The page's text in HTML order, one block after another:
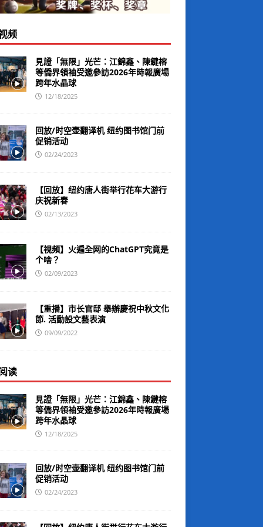
频
見證「無限」光芒：江錦鑫、陳鍵榕
等僑界領袖受邀參訪2026年時報廣場
跨年水晶球
12/18/2025
回放/时空壶翻译机 纽约图书馆门前
促销活动
02/24/2023
【回放】纽约唐人街举行花车大游行
庆祝新春
02/13/2023
【視頻】火遍全网的ChatGPT究竟是
个啥？
02/09/2023
【重播】市长官邸 舉辦慶祝中秋文化
節. 活動設文藝表演
09/09/2022
读
見證「無限」光芒：江錦鑫、陳鍵榕
等僑界領袖受邀參訪2026年時報廣場
跨年水晶球
12/18/2025
回放/时空壶翻译机 纽约图书馆门前
促销活动
02/24/2023